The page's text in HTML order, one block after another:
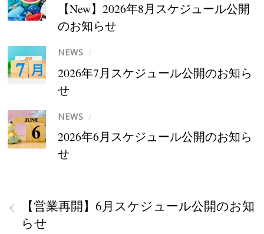
【New】2026年8月スケジュール公開
のお知らせ
NEWS /
2026年7月スケジュール公開のお知ら
せ
NEWS /
2026年6月スケジュール公開のお知ら
せ
‹
【営業再開】6月スケジュール公開のお知
らせ